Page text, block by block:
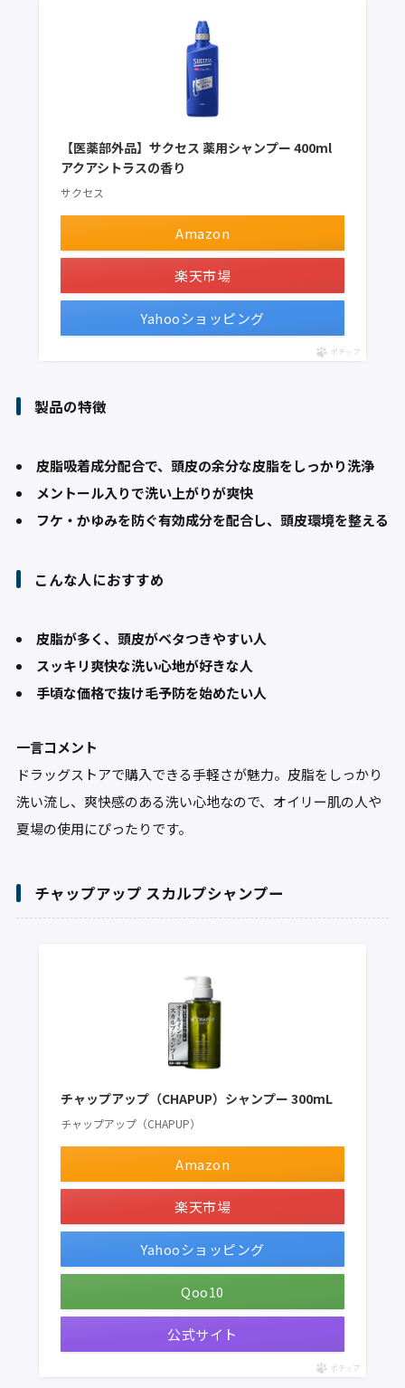
【医薬部外品】サクセス 薬用シャンプー 400ml
アクアシトラスの香り
サクセス
Amazon
楽天市場
Yahooショッピング
ポチップ
製品の特徴
皮脂吸着成分配合で、頭皮の余分な皮脂をしっかり洗浄
メントール入りで洗い上がりが爽快
フケ・かゆみを防ぐ有効成分を配合し、頭皮環境を整える
こんな人におすすめ
皮脂が多く、頭皮がベタつきやすい人
スッキリ爽快な洗い心地が好きな人
手頃な価格で抜け毛予防を始めたい人
一言コメント
ドラッグストアで購入できる手軽さが魅力。皮脂をしっかり
洗い流し、爽快感のある洗い心地なので、オイリー肌の人や
夏場の使用にぴったりです。
チャップアップ スカルプシャンプー
チャップアップ（CHAPUP）シャンプー 300mL
チャップアップ（CHAPUP）
Amazon
楽天市場
Yahooショッピング
Qoo10
公式サイト
ポチップ